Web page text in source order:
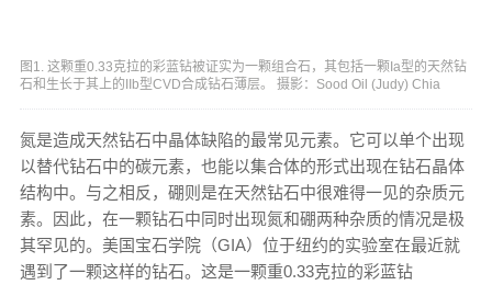
图1. 这颗重0.33克拉的彩蓝钻被证实为一颗组合石，其包括一颗Ia型的天然钻
石和生长于其上的IIb型CVD合成钻石薄层。 摄影：Sood Oil (Judy) Chia
氮是造成天然钻石中晶体缺陷的最常见元素。它可以单个出现
以替代钻石中的碳元素，也能以集合体的形式出现在钻石晶体
结构中。与之相反，硼则是在天然钻石中很难得一见的杂质元
素。因此，在一颗钻石中同时出现氮和硼两种杂质的情况是极
其罕见的。美国宝石学院（GIA）位于纽约的实验室在最近就
遇到了一颗这样的钻石。这是一颗重0.33克拉的彩蓝钻